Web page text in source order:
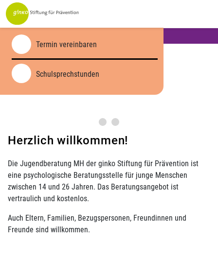
Services:
Termin vereinbaren
Schulsprechstunden
Herzlich willkommen!
Die Jugendberatung MH der ginko Stiftung für Prävention ist
eine psychologische Beratungsstelle für junge Menschen
zwischen 14 und 26 Jahren. Das Beratungsangebot ist
vertraulich und kostenlos.
Auch Eltern, Familien, Bezugspersonen, Freundinnen und
Freunde sind willkommen.